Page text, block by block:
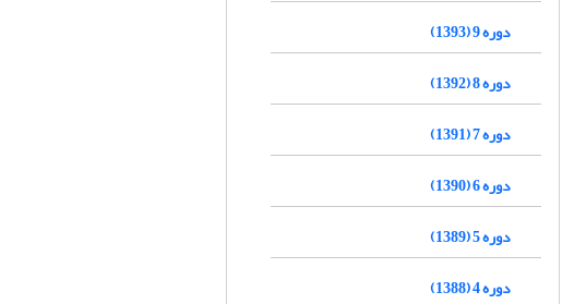
دوره 9 (1393)
دوره 8 (1392)
دوره 7 (1391)
دوره 6 (1390)
دوره 5 (1389)
دوره 4 (1388)